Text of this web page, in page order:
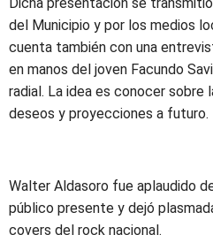
del Municipio y por los medios
cuenta también con una
en manos del joven Facundo
radial. La idea es conocer sobre
deseos y proyecciones a futuro.
Walter Aldasoro fue aplaudido
público presente y dejó
covers del rock nacional.